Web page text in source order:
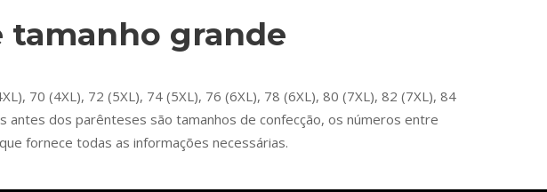
tamanho grande
70 (4XL), 72 (5XL), 74 (5XL), 76 (6XL), 78 (6XL), 80 (7XL), 82 (7XL), 84
antes dos parênteses são tamanhos de confecção, os números entre
fornece todas as informações necessárias.